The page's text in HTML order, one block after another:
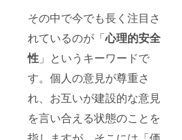
その中で今でも長く注目さ
れているのが「心理的安全
性 」というキーワードで
す。個人の意見が尊重さ
れ、お互いが建設的な意見
を言い合える状態のことを